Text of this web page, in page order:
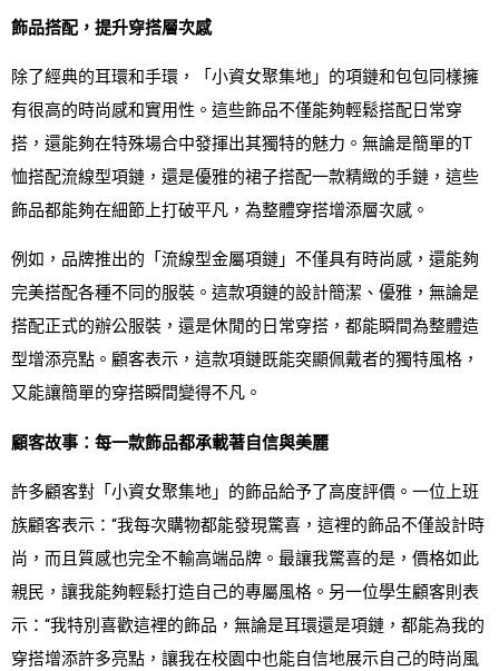
飾品搭配，提升穿搭層次感
除了經典的耳環和手環，「小資女聚集地」的項鏈和包包同樣擁
有很高的時尚感和實用性。這些飾品不僅能夠輕鬆搭配日常穿
搭，還能夠在特殊場合中發揮出其獨特的魅力。無論是簡單的T
恤搭配流線型項鏈，還是優雅的裙子搭配一款精緻的手鏈，這些
飾品都能夠在細節上打破平凡，為整體穿搭增添層次感。
例如，品牌推出的「流線型金屬項鏈」不僅具有時尚感，還能夠
完美搭配各種不同的服裝。這款項鏈的設計簡潔、優雅，無論是
搭配正式的辦公服裝，還是休閒的日常穿搭，都能瞬間為整體造
型增添亮點。顧客表示，這款項鏈既能突顯佩戴者的獨特風格，
又能讓簡單的穿搭瞬間變得不凡。
顧客故事：每一款飾品都承載著自信與美麗
許多顧客對「小資女聚集地」的飾品給予了高度評價。一位上班
族顧客表示：“我每次購物都能發現驚喜，這裡的飾品不僅設計時
尚，而且質感也完全不輸高端品牌。最讓我驚喜的是，價格如此
親民，讓我能夠輕鬆打造自己的專屬風格。另一位學生顧客則表
示：“我特別喜歡這裡的飾品，無論是耳環還是項鏈，都能為我的
穿搭增添許多亮點，讓我在校園中也能自信地展示自己的時尚風